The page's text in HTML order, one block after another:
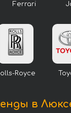
Ferrari
Royce
в